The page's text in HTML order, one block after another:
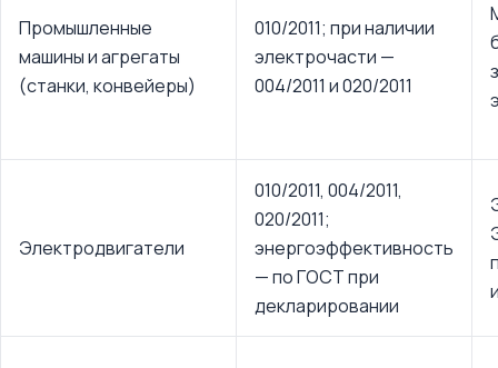
Промышленные
машины и агрегаты
(станки, конвейеры)
010/2011; при наличии
электрочасти —
004/2011 и 020/2011
Электродвигатели
010/2011, 004/2011,
020/2011;
энергоэффективность
— по ГОСТ при
декларировании